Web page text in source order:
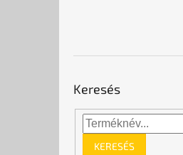
Keresés
KERESÉS